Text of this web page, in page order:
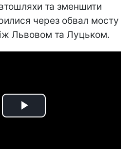
та зменшити
через обвал мосту
Львовом та Луцьком.
Play